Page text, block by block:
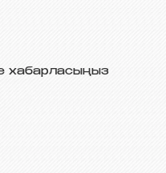
хабарласыңыз